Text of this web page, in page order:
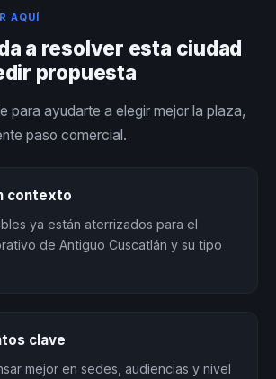
AQUÍ
a resolver esta ciudad
propuesta
para ayudarte a elegir mejor la plaza,
paso comercial.
contexto
ya están aterrizados para el
de Antiguo Cuscatlán y su tipo
clave
mejor en sedes, audiencias y nivel